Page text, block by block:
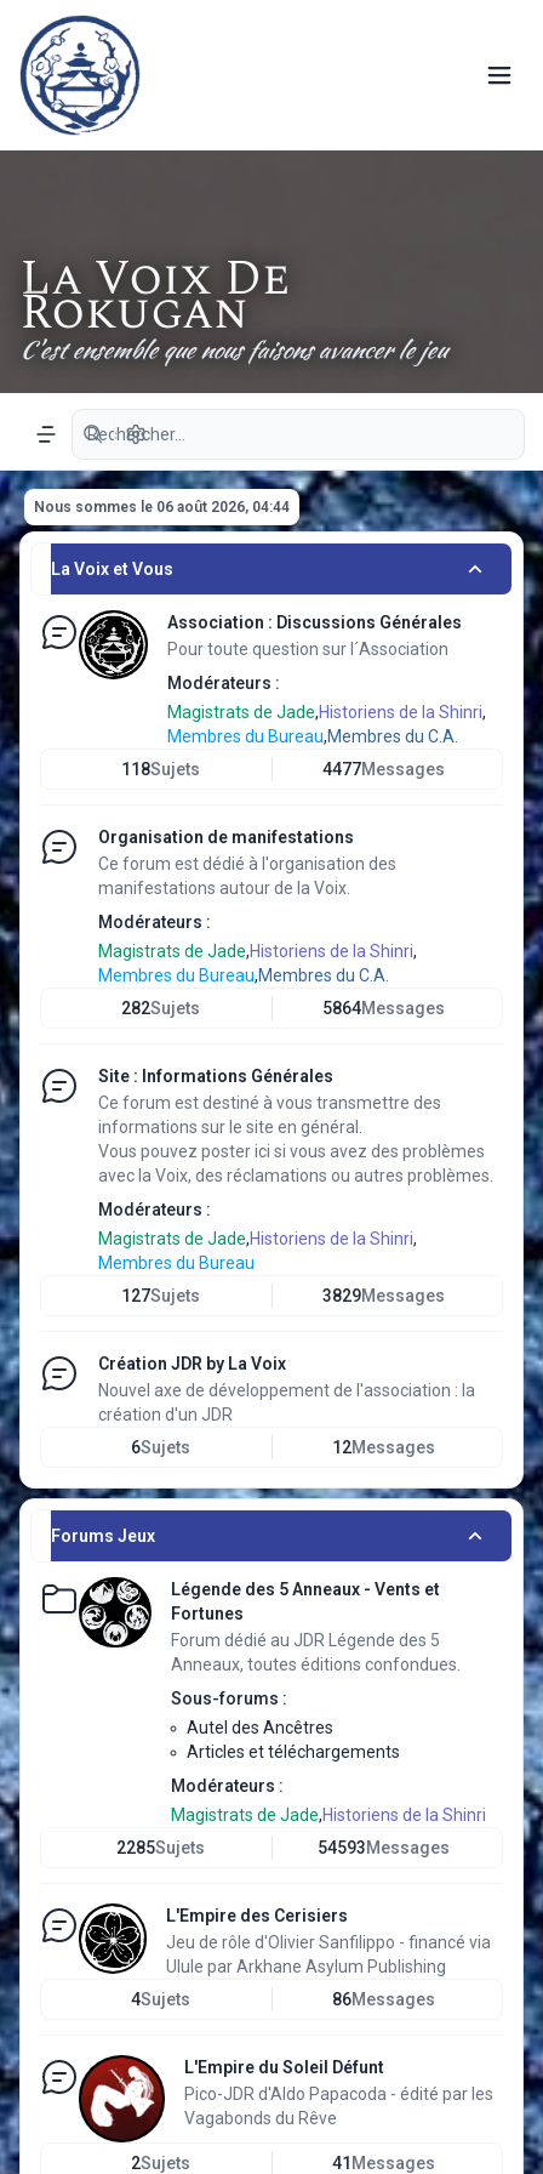
La Voix De
Rokugan
C'est ensemble que nous faisons avancer le jeu
Navigation menu
Recherche avancée
Nous sommes le 06 août 2026, 04:44
La Voix et Vous
Association : Discussions Générales
Pour toute question sur l´Association
Modérateurs :
Magistrats de Jade,Historiens de la Shinri,
Membres du Bureau,Membres du C.A.
118Sujets 4477Messages
Organisation de manifestations
Ce forum est dédié à l'organisation des
manifestations autour de la Voix.
Modérateurs :
Magistrats de Jade,Historiens de la Shinri,
Membres du Bureau,Membres du C.A.
282Sujets 5864Messages
Site : Informations Générales
Ce forum est destiné à vous transmettre des
informations sur le site en général.
Vous pouvez poster ici si vous avez des problèmes
avec la Voix, des réclamations ou autres problèmes.
Modérateurs :
Magistrats de Jade,Historiens de la Shinri,
Membres du Bureau
127Sujets 3829Messages
Création JDR by La Voix
Nouvel axe de développement de l'association : la
création d'un JDR
6Sujets 12Messages
Forums Jeux
Légende des 5 Anneaux - Vents et
Fortunes
Forum dédié au JDR Légende des 5
Anneaux, toutes éditions confondues.
Sous-forums :
Autel des Ancêtres
Articles et téléchargements
Modérateurs :
Magistrats de Jade,Historiens de la Shinri
2285Sujets 54593Messages
L'Empire des Cerisiers
Jeu de rôle d'Olivier Sanfilippo - financé via
Ulule par Arkhane Asylum Publishing
4Sujets 86Messages
L'Empire du Soleil Défunt
Pico-JDR d'Aldo Papacoda - édité par les
Vagabonds du Rêve
2Sujets 41 Messages